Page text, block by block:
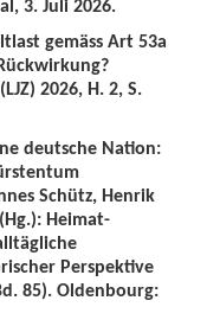
3. Juli 2026.
gemäss Art 53a
2026, H. 2, S.
deutsche Nation:
Schütz, Henrik
Heimat-
Perspektive
85). Oldenbourg: